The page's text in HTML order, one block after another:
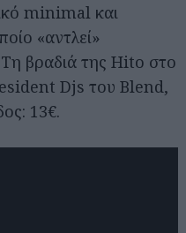
minimal και
«αντλεί»
Τη βραδιά της Hito στο
Djs του Blend,
13€.